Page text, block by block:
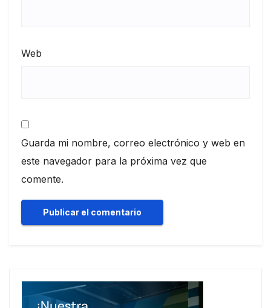
Web
Guarda mi nombre, correo electrónico y web en
este navegador para la próxima vez que
comente.